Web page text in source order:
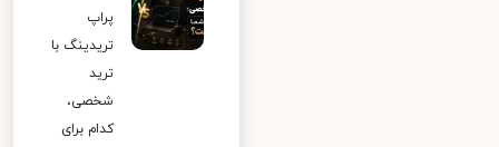
پراپ
تریدینگ با
ترید
شخصی،
کدام برای